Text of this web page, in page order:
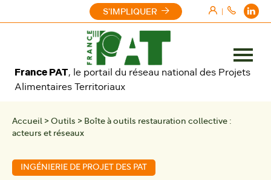
|
France PAT, le portail du réseau national des Projets
Alimentaires Territoriaux
S'IMPLIQUER
Ouvrir
le
Accueil > Outils > Boîte à outils restauration collective :
acteurs et réseaux
INGÉNIERIE DE PROJET DES PAT